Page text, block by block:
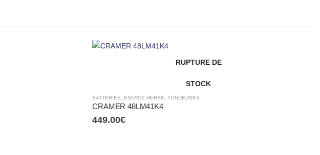
RUPTURE DE
STOCK
BATTERIES ESPACE HERBE ,TONDEUSES
CRAMER 48LM41K4
449.00€